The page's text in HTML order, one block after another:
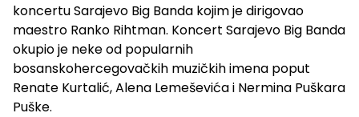
koncertu Sarajevo Big Banda kojim je dirigovao
maestro Ranko Rihtman. Koncert Sarajevo Big Banda
okupio je neke od popularnih
bosanskohercegovačkih muzičkih imena poput
Renate Kurtalić, Alena Lemeševića i Nermina Puškara
Puške.